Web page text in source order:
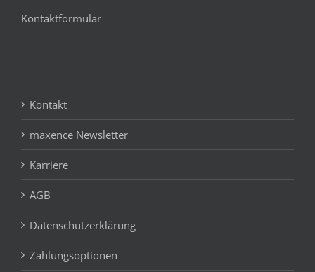
Kontaktformular
Kontakt
maxence Newsletter
Karriere
AGB
Datenschutzerklärung
Zahlungsoptionen